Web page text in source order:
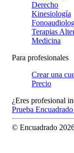
Derecho
Kinesiología
Terapias
Medicina
Para profesionales
Crear una
Precio
¿Eres profesional
Prueba
© Encuadrado